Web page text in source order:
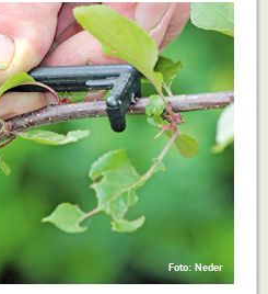
Foto: Neder